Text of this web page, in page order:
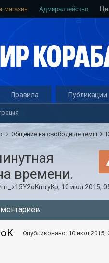
магазин Адмиралтейство
Правила Публикации
Общение на свободные темы
времени.
, 10 июл 2015,
Опубликовано: 10 июл 2015,